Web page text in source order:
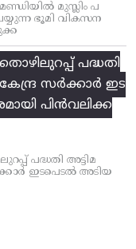
മുസ്ലിം പ
ഭൂമി വികസന
പദ്ധതി
സര്‍ക്കാര്‍ ഇട
പിന്‍വലിക്ക
പദ്ധതി അട്ടിമ
ഇടപെടല്‍ അടിയ